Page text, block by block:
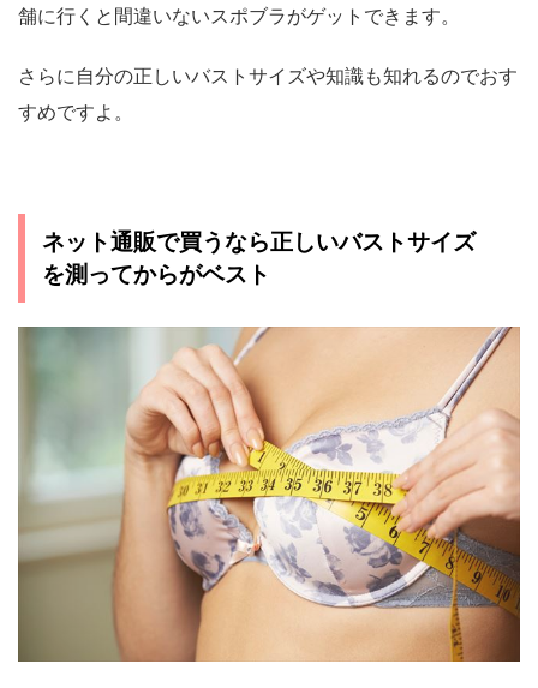
舗に行くと間違いないスポブラがゲットできます。
さらに自分の正しいバストサイズや知識も知れるのでおす
すめですよ。
ネット通販で買うなら正しいバストサイズ
を測ってからがベスト